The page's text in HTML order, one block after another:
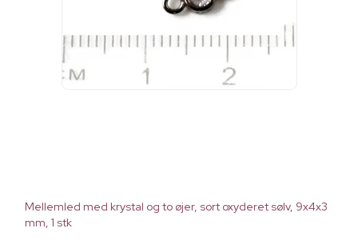
Mellemled med krystal og to øjer, sort oxyderet sølv, 9x4x3
mm, 1 stk